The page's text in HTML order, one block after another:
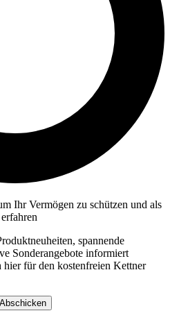
Ihr Vermögen zu schützen und als
spannende
Sonderangebote informiert
für den kostenfreien Kettner
Abschicken